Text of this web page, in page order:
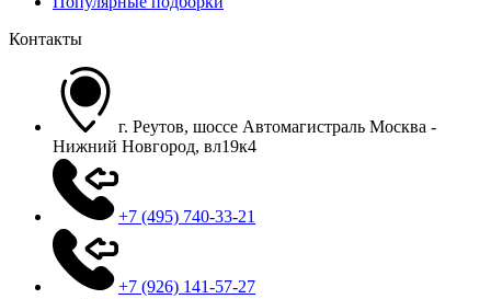
Контакты
г. Реутов, шоссе Автомагистраль Москва -
Нижний Новгород, вл19к4
+7 (495) 740-33-21
+7 (926) 141-57-27